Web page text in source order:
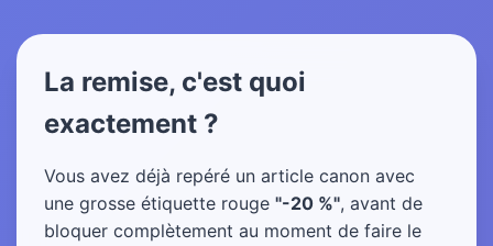
La remise, c'est quoi
exactement ?
Vous avez déjà repéré un article canon avec
une grosse étiquette rouge "-20 %", avant de
bloquer complètement au moment de faire le